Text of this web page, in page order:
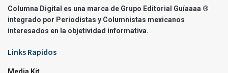
Columna Digital es una marca de Grupo Editorial Guíaaaa ®
integrado por Periodistas y Columnistas mexicanos
interesados en la objetividad informativa.
Links Rapidos